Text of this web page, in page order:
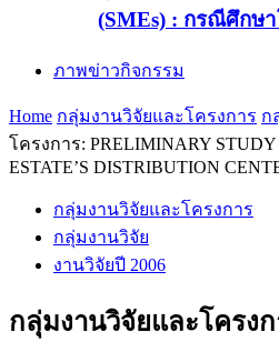
(SMEs) : กรณีศึกษ
ภาพข่าวกิจกรรม
Home กลุ่มงานวิจัยและโครงการ ก
โครงการ: PRELIMINARY
ESTATE’S DISTRIBUTION
กลุ่มงานวิจัยและโครงการ
กลุ่มงานวิจัย
งานวิจัยปี 2006
กลุ่มงานวิจัยและโครงก